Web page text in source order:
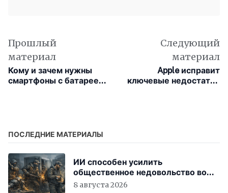
Прошлый
материал
Кому и зачем нужны
смартфоны с батареей
Следующий
материал
Apple исправит
ключевые недостатки
ПОСЛЕДНИЕ МАТЕРИАЛЫ
ИИ способен усилить
общественное недовольство во
всём мире
8 августа 2026